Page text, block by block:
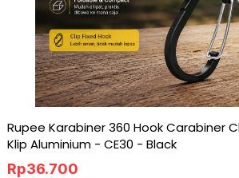
Rupee Karabiner 360 Hook Carabiner
Klip Aluminium - CE30 - Black
Rp36.700